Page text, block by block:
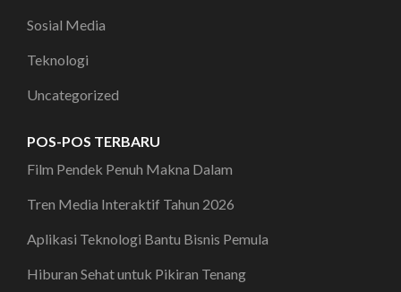
Sosial Media
Teknologi
Uncategorized
POS-POS TERBARU
Film Pendek Penuh Makna Dalam
Tren Media Interaktif Tahun 2026
Aplikasi Teknologi Bantu Bisnis Pemula
Hiburan Sehat untuk Pikiran Tenang